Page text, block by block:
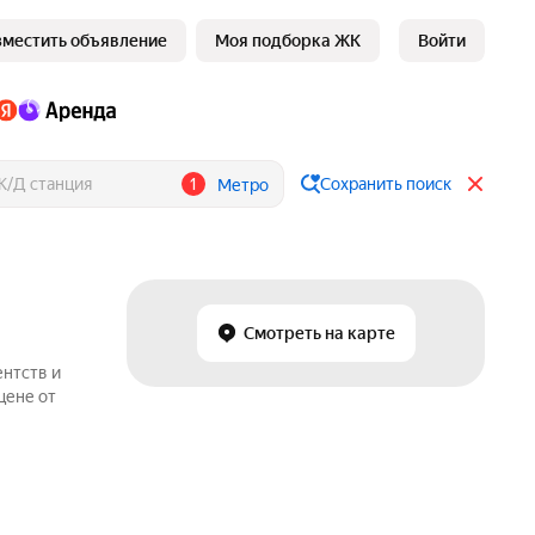
объявление Моя подборка ЖК Войти
1 Метро Сохранить поиск
Смотреть на карте
и
от